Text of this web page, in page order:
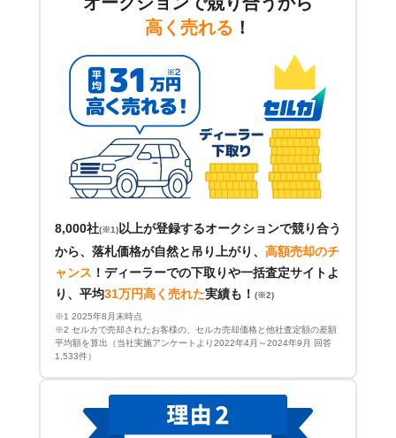
高く売れる ！
8,000社(※1) 以上が登録するオークションで競り合う
から、落札価格が自然と吊り上がり、 高額売却のチ
ャンス ！ ディーラーでの下取りや一括査定サイトよ
り、平均31万円高く売れた実績も！ (※2)
※1 2025年8月末時点
※2 セルカで売却されたお客様の、セルカ売却価格と他社査定額の差額
平均額を算出（当社実施アンケートより2022年4月～2024年9月 回答
1,533件）